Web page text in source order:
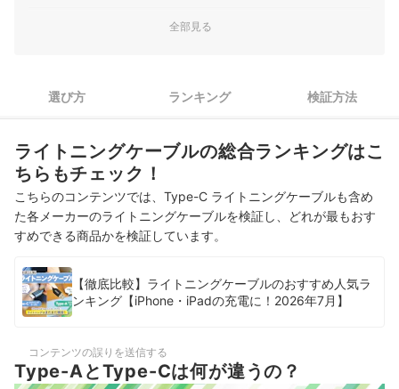
ケーブルの長さが違うと充電速度も違うの？
1
ケーブルを長く使うなら、断線のしにくさと端子の折れにくさ
が重要
のがおすすめ
3
ケーブルをよく持ち運ぶ人には、バンドつきがおすすめ。なか
でもシリコン素材だと使いやすい
Type-A ライトニングケーブル全24商品おすすめ人気ランキング
売れ筋の人気Type-A ライトニングケーブル全13商品を徹底比較！
ケーブルは絡まりにくい8の字巻きで束ねよう
全部見る
選び方 ランキング 検証方法
ライトニングケーブルの総合ランキングはこ
ちらもチェック！
こちらのコンテンツでは、Type-C ライトニングケーブルも含め
た各メーカーのライトニングケーブルを検証し、どれが最もおす
すめできる商品かを検証しています。
【徹底比較】ライトニングケーブルのおすすめ人気ラ
ンキング【iPhone・iPadの充電に！2026年7月】
コンテンツの誤りを送信する
Type-AとType-Cは何が違うの？